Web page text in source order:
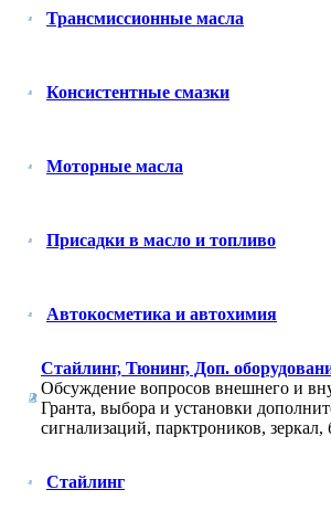
Трансмиссионные масла
Консистентные смазки
Моторные масла
Присадки в масло и топливо
Автокосметика и автохимия
Стайлинг, Тюнинг, Доп.
Обсуждение вопросов внешнего и
Гранта, выбора и установки
сигнализаций, парктроников, зеркал,
Стайлинг